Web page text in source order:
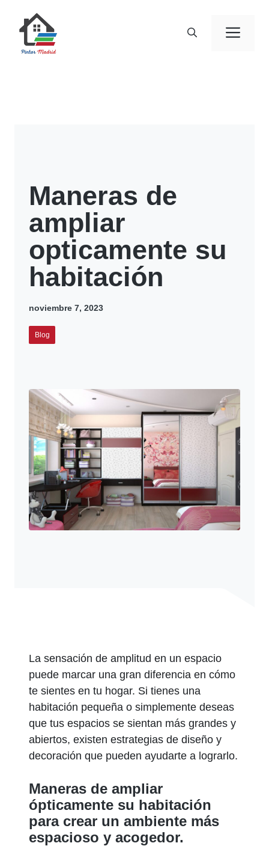
contenido
Maneras de
ampliar
opticamente su
habitación
noviembre 7, 2023
Blog
La sensación de amplitud en un espacio
puede marcar una gran diferencia en cómo
te sientes en tu hogar. Si tienes una
habitación pequeña o simplemente deseas
que tus espacios se sientan más grandes y
abiertos, existen estrategias de diseño y
decoración que pueden ayudarte a lograrlo.
Maneras de ampliar
ópticamente su habitación
para crear un ambiente más
espacioso y acogedor.